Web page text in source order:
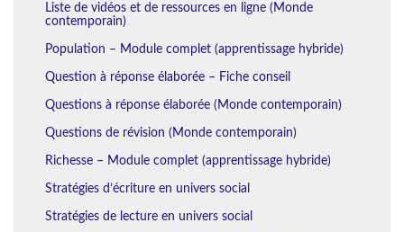
Liste de vidéos et de ressources en ligne (Monde
contemporain)
Population – Module complet (apprentissage hybride)
Question à réponse élaborée – Fiche conseil
Questions à réponse élaborée (Monde contemporain)
Questions de révision (Monde contemporain)
Richesse – Module complet (apprentissage hybride)
Stratégies d’écriture en univers social
Stratégies de lecture en univers social